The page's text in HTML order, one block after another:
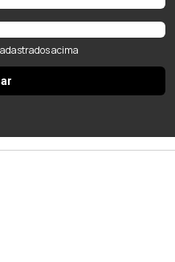
acima